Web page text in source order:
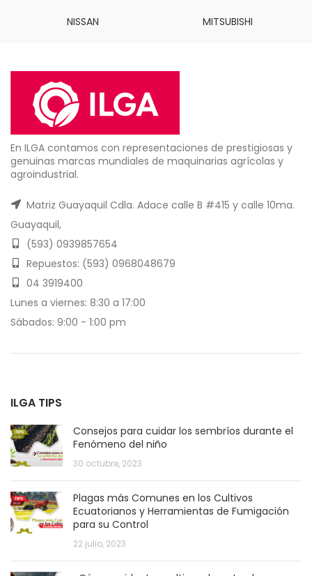
NISSAN MITSUBISHI
En ILGA contamos con representaciones de prestigiosas y
genuinas marcas mundiales de maquinarias agrícolas y
agroindustrial.
Matriz Guayaquil Cdla. Adace calle B #415 y calle 10ma.
Guayaquil,
(593) 0939857654
Repuestos: (593) 0968048679
04 3919400
Lunes a viernes: 8:30 a 17:00
Sábados: 9:00 - 1:00 pm
ILGA TIPS
Consejos para cuidar los sembríos durante el
Fenómeno del niño
30 octubre, 2023
Plagas más Comunes en los Cultivos
Ecuatorianos y Herramientas de Fumigación
para su Control
22 julio, 2023